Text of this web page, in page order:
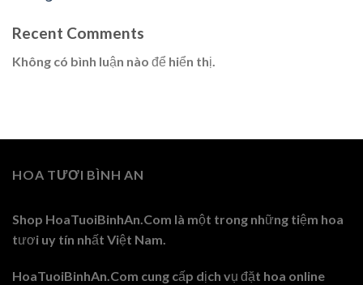
Recent Comments
Không có bình luận nào để hiển thị.
HOA TƯƠI BÌNH AN
Shop HoaTuoiBinhAn.Com là một trong những tiệm hoa
tươi uy tín nhất Việt Nam.
HoaTuoiBinhAn.Com cung cấp dịch vụ đặt hoa online